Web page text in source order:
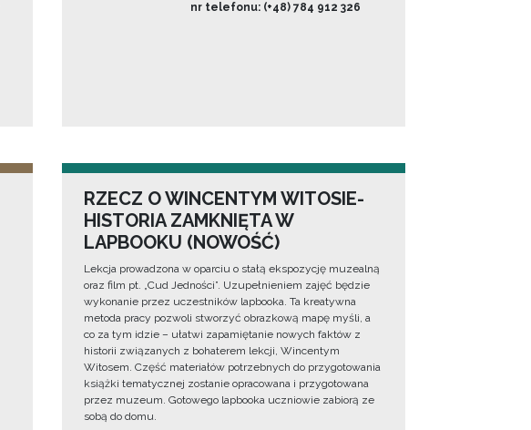
nr telefonu: (+48) 784 912 326
RZECZ O WINCENTYM WITOSIE-
HISTORIA ZAMKNIĘTA W
LAPBOOKU (NOWOŚĆ)
Lekcja prowadzona w oparciu o stałą ekspozycję muzealną
oraz film pt. „Cud Jedności”. Uzupełnieniem zajęć będzie
wykonanie przez uczestników lapbooka. Ta kreatywna
metoda pracy pozwoli stworzyć obrazkową mapę myśli, a
co za tym idzie – ułatwi zapamiętanie nowych faktów z
historii związanych z bohaterem lekcji, Wincentym
Witosem. Część materiałów potrzebnych do przygotowania
książki tematycznej zostanie opracowana i przygotowana
przez muzeum. Gotowego lapbooka uczniowie zabiorą ze
sobą do domu.